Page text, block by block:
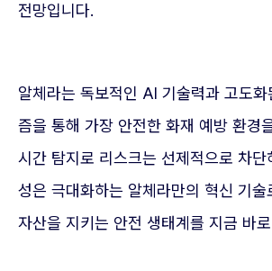
전망입니다.
알체라는 독보적인 AI 기술력과 고도화
즘을 통해 가장 안전한 화재 예방 환경
시간 탐지로 리스크는 선제적으로 차단
성은 극대화하는 알체라만의 혁신 기
자산을 지키는 안전 생태계를 지금 바